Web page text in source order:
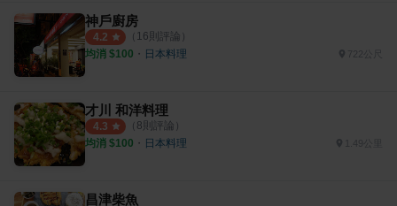
神戶廚房
4.2 （ 16則評論）
均消 $100 ・ 日本料理 722公尺
才川 和洋料理
4.3 （ 8則評論）
均消 $100 ・ 日本料理 1.49公里
昌津柴魚